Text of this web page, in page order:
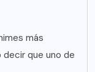
más
que uno de